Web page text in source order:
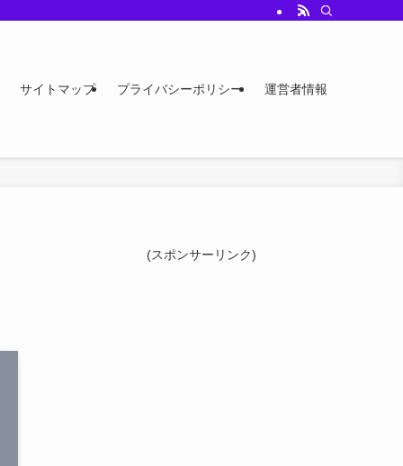
サイトマップ プライバシーポリシー 運営者情報
(スポンサーリンク)